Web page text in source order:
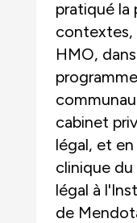
pratiqué la
contextes,
HMO,
cabinet
légal, et
clinique
légal à
de